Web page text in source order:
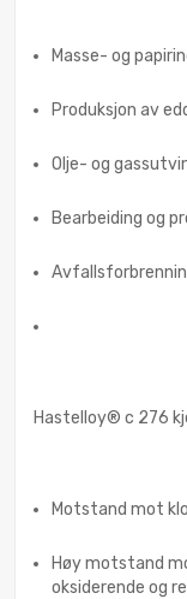
Masse- og
Produksjon av
Olje- og
Bearbeiding og
Hastelloy® c 276
Motstand mot
Høy motstand
oksiderende og